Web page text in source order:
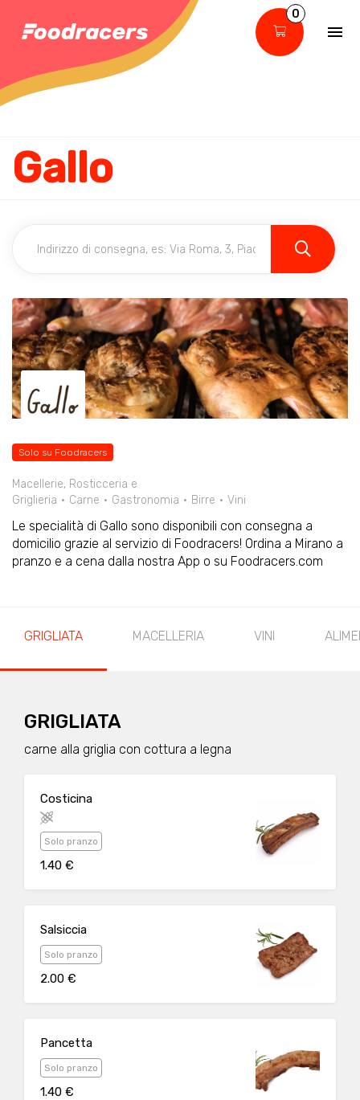
0
Gallo
Solo su Foodracers
Macellerie, Rosticceria e
Griglieria
Carne Gastronomia Birre Vini
Le specialità di Gallo sono disponibili con consegna a
domicilio grazie al servizio di Foodracers! Ordina a Mirano a
pranzo e a cena dalla nostra App o su Foodracers.com
GRIGLIATA MACELLERIA VINI
GRIGLIATA
carne alla griglia con cottura a legna
Costicina
Solo pranzo
1.40 €
Salsiccia
Solo pranzo
2.00 €
Pancetta
Solo pranzo
1.40 €